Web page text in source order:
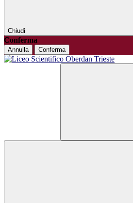
Chiudi
Conferma
Annulla Conferma